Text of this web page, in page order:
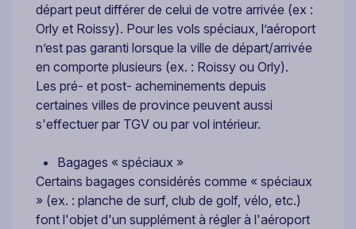
départ peut différer de celui de votre arrivée (ex :
Orly et Roissy). Pour les vols spéciaux, l’aéroport
n’est pas garanti lorsque la ville de départ/arrivée
en comporte plusieurs (ex. : Roissy ou Orly).
Les pré- et post- acheminements depuis
certaines villes de province peuvent aussi
s'effectuer par TGV ou par vol intérieur.
Bagages « spéciaux »
Certains bagages considérés comme « spéciaux
» (ex. : planche de surf, club de golf, vélo, etc.)
font l'objet d'un supplément à régler à l'aéroport